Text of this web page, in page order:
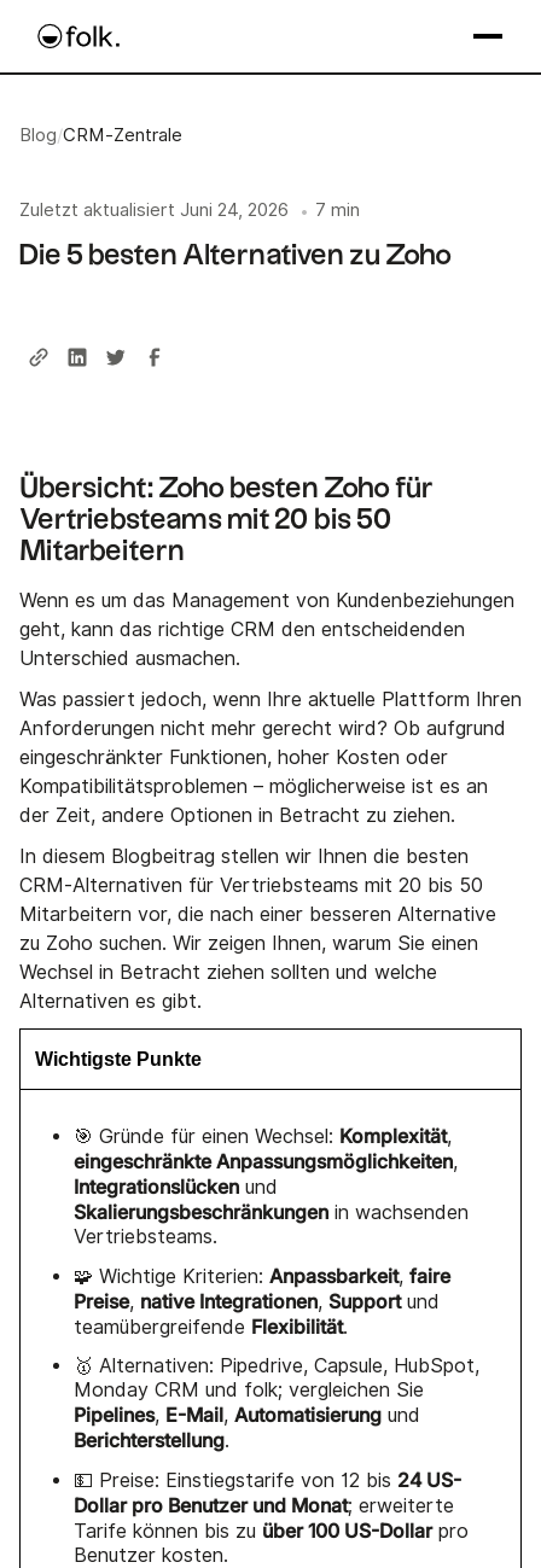
Blog/CRM-Zentrale
Zuletzt aktualisiert Juni 24, 2026 • 7 min
Die 5 besten Alternativen zu Zoho
Übersicht: Zoho besten Zoho für
Vertriebsteams mit 20 bis 50
Mitarbeitern
Wenn es um das Management von Kundenbeziehungen
geht, kann das richtige CRM den entscheidenden
Unterschied ausmachen.
Was passiert jedoch, wenn Ihre aktuelle Plattform Ihren
Anforderungen nicht mehr gerecht wird? Ob aufgrund
eingeschränkter Funktionen, hoher Kosten oder
Kompatibilitätsproblemen – möglicherweise ist es an
der Zeit, andere Optionen in Betracht zu ziehen.
In diesem Blogbeitrag stellen wir Ihnen die besten
CRM-Alternativen für Vertriebsteams mit 20 bis 50
Mitarbeitern vor, die nach einer besseren Alternative
zu Zoho suchen. Wir zeigen Ihnen, warum Sie einen
Wechsel in Betracht ziehen sollten und welche
Alternativen es gibt.
Wichtigste Punkte
🎯 Gründe für einen Wechsel: Komplexität,
eingeschränkte Anpassungsmöglichkeiten,
Integrationslücken und
Skalierungsbeschränkungen in wachsenden
Vertriebsteams.
🧩 Wichtige Kriterien: Anpassbarkeit, faire
Preise, native Integrationen, Supportund
teamübergreifende Flexibilität.
🥇 Alternativen: Pipedrive, Capsule, HubSpot,
Monday CRM und folk; vergleichen Sie
Pipelines, E-Mail, Automatisierung und
Berichterstellung.
💵 Preise: Einstiegstarife von 12 bis 24 US-
Dollar pro Benutzer und Monat; erweiterte
Tarife können bis zu über 100 US-Dollarpro
Benutzer kosten.